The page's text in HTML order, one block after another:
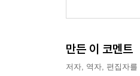
만든 이 코멘트
저자, 역자, 편집자